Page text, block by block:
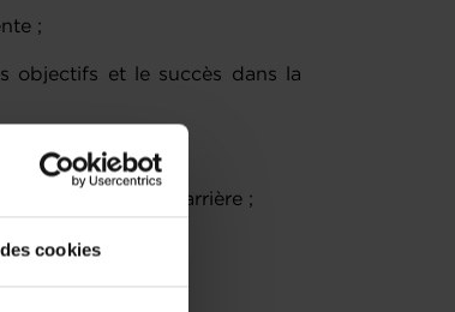
cookies
;
objectifs et le succès dans la
du travail ;
possibilités de carrière ;
;